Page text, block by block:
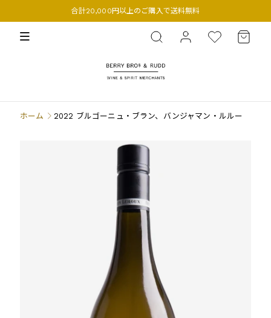
合計20,000円以上のご購入で送料無料
BERRY BROS. & RUDD
ホーム 2022 ブルゴーニュ・ブラン、バンジャマン・ルルー